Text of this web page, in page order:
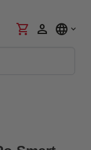
shopping_cart person language